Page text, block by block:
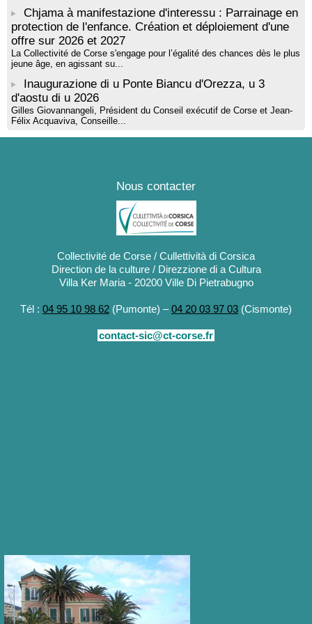
Chjama à manifestazione d'interessu : Parrainage en
protection de l'enfance. Création et déploiement d'une
offre sur 2026 et 2027
La Collectivité de Corse s'engage pour l’égalité des chances dès le plus
jeune âge, en agissant su...
Inaugurazione di u Ponte Biancu d'Orezza, u 3
d'aostu di u 2026
Gilles Giovannangeli, Président du Conseil exécutif de Corse et Jean-
Félix Acquaviva, Conseille...
Nous contacter
Collectivité de Corse / Cullettività di Corsica
Direction de la culture / Direzzione di a Cultura
Villa Ker Maria - 20200 Ville Di Pietrabugno
Tél : 04 95 10 98 62 (Pumonte) –04 20 03 97 03 (Cismonte)
contact-sic@ct-corse.fr